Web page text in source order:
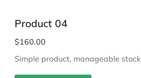
Product 04
$160.00
Simple product, manageable stock